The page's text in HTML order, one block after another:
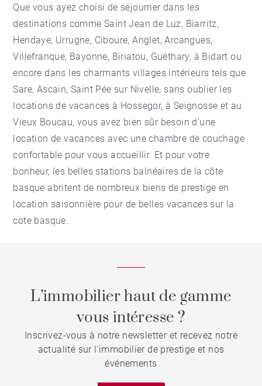
Que vous ayez choisi de séjourner dans les
destinations commeSaint Jean de Luz, Biarritz,
Hendaye, Urrugne, Ciboure,Anglet,Arcangues,
Villefranque, Bayonne, Biriatou, Guéthary, à Bidart ou
encore dans les charmants villages intérieurs tels que
Sare, Ascain,Saint Pée sur Nivelle, sans oublier les
locations de vacances à Hossegor, à Seignosse et au
Vieux Boucau, vous avez bien sûr besoin d’une
location de vacances avec une chambre de couchage
confortable pour vous accueillir. Et pour votre
bonheur, les belles stations balnéaires de la côte
basque abritent de nombreux biens de prestige en
location saisonnière pour de belles vacances sur la
cote basque.
L’immobilier haut de gamme
vous intéresse ?
Inscrivez-vous à notre newsletter et recevez notre
actualité sur l'immobilier de prestige et nos
événements